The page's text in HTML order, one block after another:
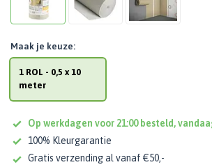
1 ROL - 0,5 x 10
meter
Maak je keuze:
Op werkdagen voor 21:00 besteld,
100% Kleurgarantie
Gratis verzending al vanaf €50,-